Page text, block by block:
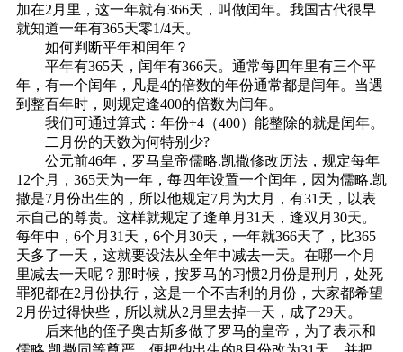
加在2月里，这一年就有366天，叫做闰年。我国古代很早
就知道一年有365天零1/4天。
如何判断平年和闰年？
平年有365天，闰年有366天。通常每四年里有三个平
年，有一个闰年，凡是4的倍数的年份通常都是闰年。当遇
到整百年时，则规定逢400的倍数为闰年。
我们可通过算式：年份÷4（400）能整除的就是闰年。
二月份的天数为何特别少?
公元前46年，罗马皇帝儒略.凯撒修改历法，规定每年
12个月，365天为一年，每四年设置一个闰年，因为儒略.凯
撒是7月份出生的，所以他规定7月为大月，有31天，以表
示自己的尊贵。这样就规定了逢单月31天，逢双月30天。
每年中，6个月31天，6个月30天，一年就366天了，比365
天多了一天，这就要设法从全年中减去一天。在哪一个月
里减去一天呢？那时候，按罗马的习惯2月份是刑月，处死
罪犯都在2月份执行，这是一个不吉利的月份，大家都希望
2月份过得快些，所以就从2月里去掉一天，成了29天。
后来他的侄子奥古斯多做了罗马的皇帝，为了表示和